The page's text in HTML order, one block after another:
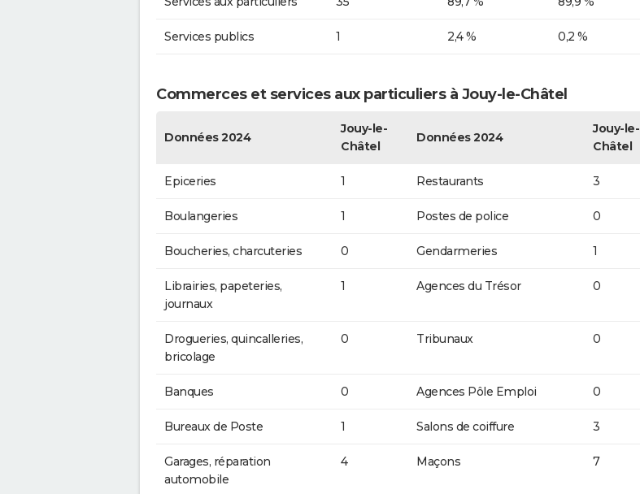
Services publics 1 2,4 % 0,2 %
Commerces et services aux particuliers à Jouy-le-Châtel
Données 2024
Jouy-le-
Châtel
Données 2024
Jouy-le-
Châtel
Epiceries 1 Restaurants 3
Boulangeries 1 Postes de police 0
Boucheries, charcuteries 0 Gendarmeries 1
Librairies, papeteries,
journaux
1 Agences du Trésor 0
Drogueries, quincalleries,
bricolage
0 Tribunaux 0
Banques 0 Agences Pôle Emploi 0
Bureaux de Poste 1 Salons de coiffure 3
Garages, réparation
automobile
4 Maçons 7